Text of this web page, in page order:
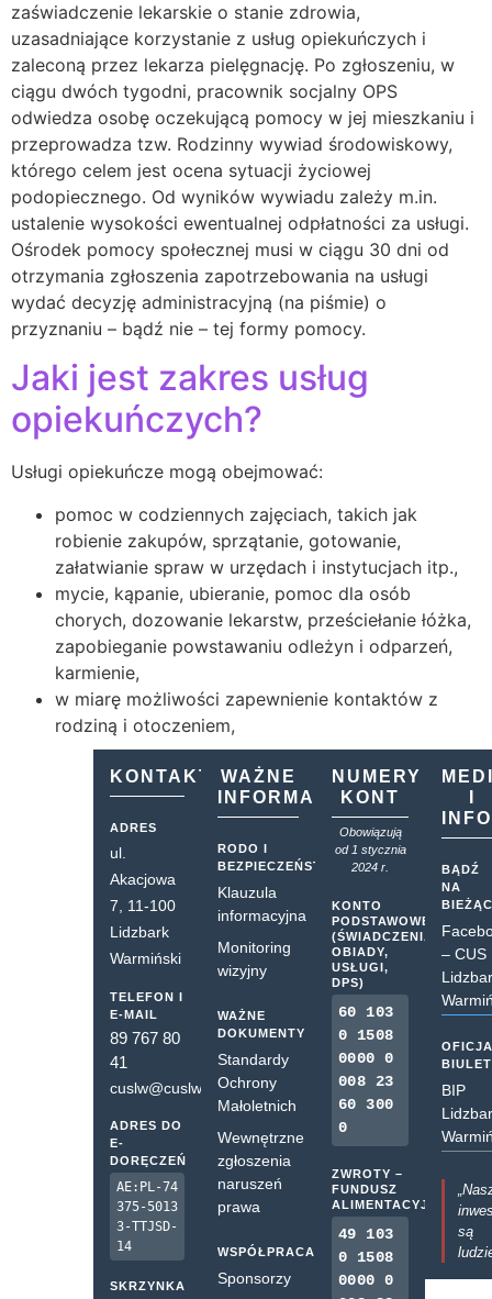
zaświadczenie lekarskie o stanie zdrowia,
uzasadniające korzystanie z usług opiekuńczych i
zaleconą przez lekarza pielęgnację. Po zgłoszeniu, w
ciągu dwóch tygodni, pracownik socjalny OPS
odwiedza osobę oczekującą pomocy w jej mieszkaniu i
przeprowadza tzw. Rodzinny wywiad środowiskowy,
którego celem jest ocena sytuacji życiowej
podopiecznego. Od wyników wywiadu zależy m.in.
ustalenie wysokości ewentualnej odpłatności za usługi.
Ośrodek pomocy społecznej musi w ciągu 30 dni od
otrzymania zgłoszenia zapotrzebowania na usługi
wydać decyzję administracyjną (na piśmie) o
przyznaniu – bądź nie – tej formy pomocy.
Jaki jest zakres usług
opiekuńczych?
Usługi opiekuńcze mogą obejmować:
pomoc w codziennych zajęciach, takich jak
robienie zakupów, sprzątanie, gotowanie,
załatwianie spraw w urzędach i instytucjach itp.,
mycie, kąpanie, ubieranie, pomoc dla osób
chorych, dozowanie lekarstw, prześciełanie łóżka,
zapobieganie powstawaniu odleżyn i odparzeń,
karmienie,
w miarę możliwości zapewnienie kontaktów z
rodziną i otoczeniem,
KONTAKT
ADRES
ul.
Akacjowa
7, 11-100
Lidzbark
Warmiński
TELEFON I
E-MAIL
89 767 80
41
cuslw@cuslw.pl
ADRES DO
E-
DORĘCZEŃ
AE:PL-74
375-5013
3-TTJSD-
14
SKRZYNKA
WAŻNE
INFORMACJE
RODO I
BEZPIECZEŃSTWO
Klauzula
informacyjna
Monitoring
wizyjny
WAŻNE
DOKUMENTY
Standardy
Ochrony
Małoletnich
Wewnętrzne
zgłoszenia
naruszeń
prawa
WSPÓŁPRACA
Sponsorzy
NUMERY
KONT
Obowiązują
od 1 stycznia
2024 r.
KONTO
PODSTAWOWE
(ŚWIADCZENIA,
OBIADY,
USŁUGI,
DPS)
60 103
0 1508
0000 0
008 23
60 300
0
ZWROTY –
FUNDUSZ
ALIMENTACYJNY
49 103
0 1508
0000 0
BĄDŹ
NA
– CUS
BIP
są